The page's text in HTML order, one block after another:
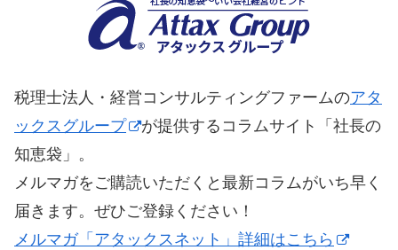
税理士法人・経営コンサルティングファームのアタ
ックスグループ
が提供するコラムサイト「社長の
知恵袋」。
メルマガをご購読いただくと最新コラムがいち早く
届きます。ぜひご登録ください！
メルマガ「アタックスネット」詳細はこちら